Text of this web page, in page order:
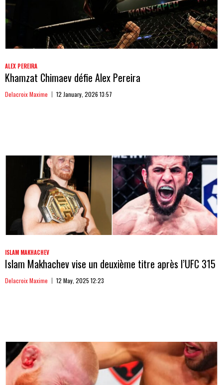
ALEX PEREIRA
Khamzat Chimaev défie Alex Pereira
Delacroix Maxime 12 January, 2026 13:57
ISLAM MAKHACHEV
Islam Makhachev vise un deuxième titre après l’UFC 315
Delacroix Maxime 12 May, 2025 12:23